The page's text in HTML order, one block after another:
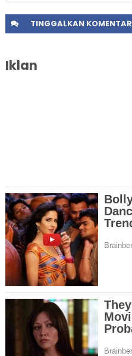
TINGGALKANKOMENTAR
Iklan